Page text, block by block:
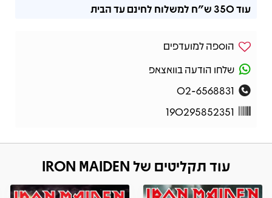
עוד350 ש"ח למשלוח לחינם עד הבית
הוספה למועדפים
שלחו הודעה בוואצאפ
02-6568831
190295852351
עוד תקליטים של IRON MAIDEN